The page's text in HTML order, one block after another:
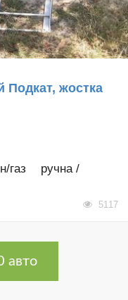
жостка
газ
ручна /
5117
авто